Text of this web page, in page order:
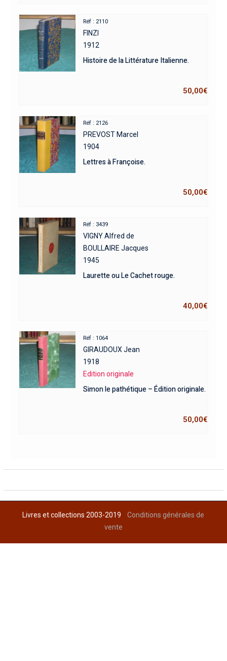
Réf : 2110
FINZI
1912
Histoire de la Littérature Italienne.
50,00€
Réf : 2126
PREVOST Marcel
1904
Lettres à Françoise.
50,00€
Réf : 3439
VIGNY Alfred de
BOULLAIRE Jacques
1945
Laurette ou Le Cachet rouge.
40,00€
Réf : 1064
GIRAUDOUX Jean
1918
Edition originale
Simon le pathétique – Édition originale.
50,00€
Livres et collections 2003-2019Conditions générales de
vente